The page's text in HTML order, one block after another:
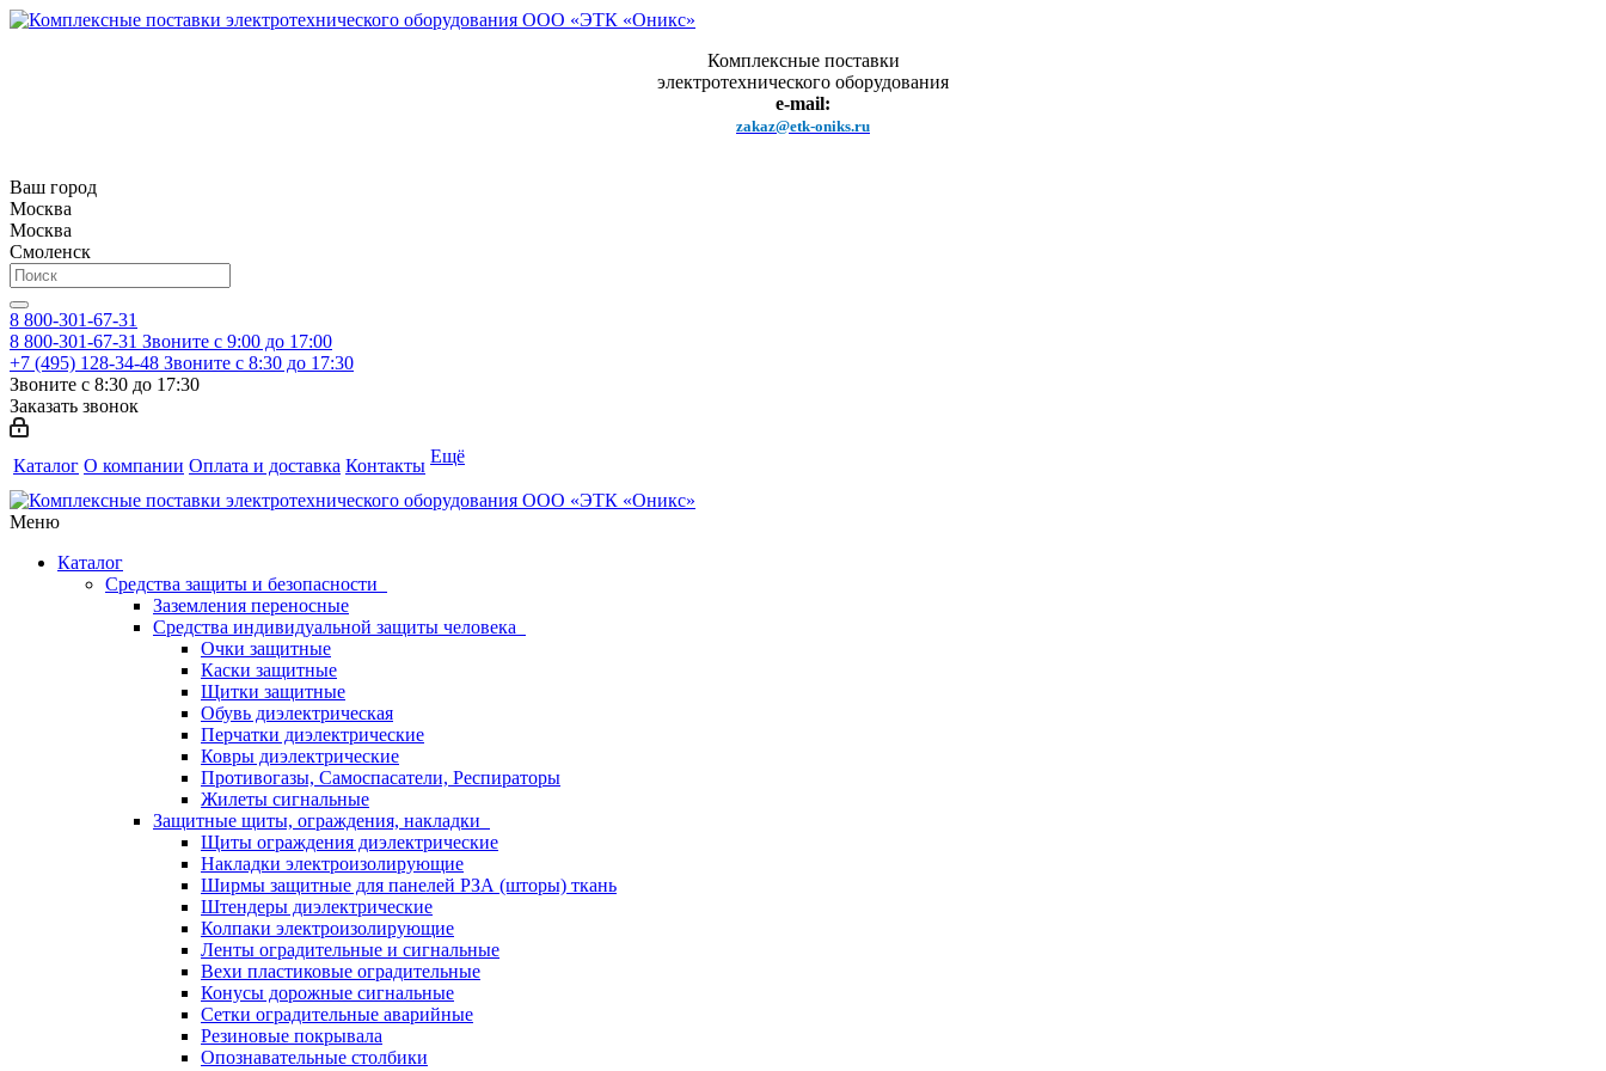
Комплексные поставки
электротехнического оборудования
e-mail:
zakaz@etk-oniks.ru
Ваш город
Москва
Москва
Смоленск
8 800-301-67-31
8 800-301-67-31 Звоните с 9:00 до 17:00
+7 (495) 128-34-48 Звоните с 8:30 до 17:30
Звоните с 8:30 до 17:30
Заказать звонок
Каталог О компании Оплата и доставка Контакты Ещё
Меню
Каталог
Средства защиты и безопасности
Заземления переносные
Средства индивидуальной защиты человека
Очки защитные
Каски защитные
Щитки защитные
Обувь диэлектрическая
Перчатки диэлектрические
Ковры диэлектрические
Противогазы, Самоспасатели, Респираторы
Жилеты сигнальные
Защитные щиты, ограждения, накладки
Щиты ограждения диэлектрические
Накладки электроизолирующие
Ширмы защитные для панелей РЗА (шторы) ткань
Штендеры диэлектрические
Колпаки электроизолирующие
Ленты оградительные и сигнальные
Вехи пластиковые оградительные
Конусы дорожные сигнальные
Сетки оградительные аварийные
Резиновые покрывала
Опознавательные столбики